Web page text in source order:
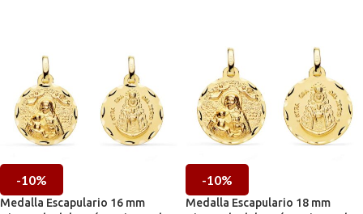
-10%
Medalla Escapulario 16 mm
-10%
Medalla Escapulario 18 mm